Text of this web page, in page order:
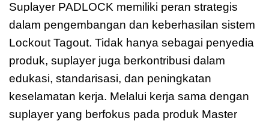
Suplayer PADLOCK memiliki peran strategis
dalam pengembangan dan keberhasilan sistem
Lockout Tagout. Tidak hanya sebagai penyedia
produk, suplayer juga berkontribusi dalam
edukasi, standarisasi, dan peningkatan
keselamatan kerja. Melalui kerja sama dengan
suplayer yang berfokus pada produk Master